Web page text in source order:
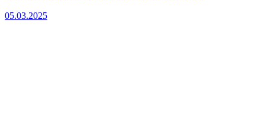
05.03.2025